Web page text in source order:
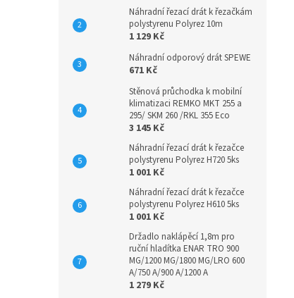
Náhradní řezací drát k řezačkám
polystyrenu Polyrez 10m
1 129 Kč
Náhradní odporový drát SPEWE
671 Kč
Stěnová průchodka k mobilní
klimatizaci REMKO MKT 255 a
295/ SKM 260 /RKL 355 Eco
3 145 Kč
Náhradní řezací drát k řezačce
polystyrenu Polyrez H720 5ks
1 001 Kč
Náhradní řezací drát k řezačce
polystyrenu Polyrez H610 5ks
1 001 Kč
Držadlo naklápěcí 1,8m pro
ruční hladítka ENAR TRO 900
MG/1200 MG/1800 MG/LRO 600
A/750 A/900 A/1200 A
1 279 Kč